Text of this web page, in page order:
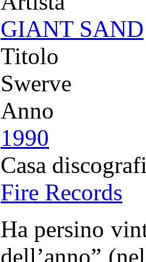
GIANT SAND
Titolo
Swerve
Anno
1990
Casa
Fire Records
Ha persino
dell’anno”